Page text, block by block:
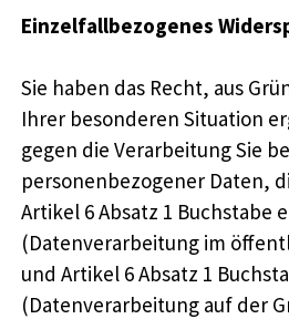
Einzelfallbezogenes
Sie haben das Recht, aus
Ihrer besonderen Situation
gegen die Verarbeitung Sie
personenbezogener Daten,
Artikel 6 Absatz 1 Buchstabe e
(Datenverarbeitung im
und Artikel 6 Absatz 1
(Datenverarbeitung auf der